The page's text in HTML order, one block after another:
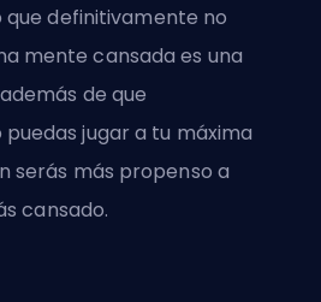
que definitivamente no
mente cansada es una
de que
jugar a tu máxima
serás más propenso a
cansado.